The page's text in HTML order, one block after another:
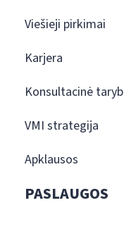
Viešieji pirkimai
Karjera
Konsultacinė
VMI strategija
Apklausos
PASLAUGOS